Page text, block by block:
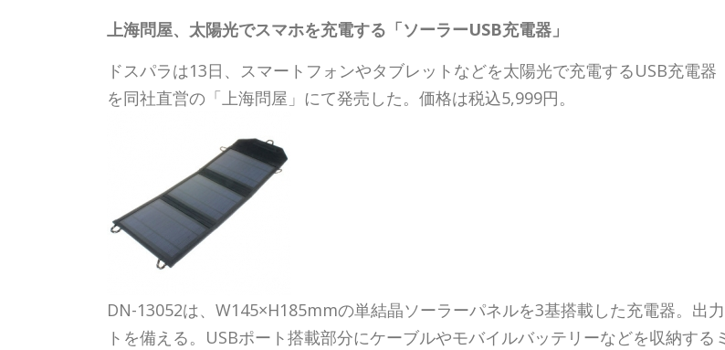
上海問屋、太陽光でスマホを充電する「ソーラーUSB充電器」
ドスパラは13日、スマートフォンやタブレットなどを太陽光で充電するUSB充電器
を同社直営の「上海問屋」にて発売した。価格は税込5,999円。
DN-13052は、W145×H185mmの単結晶ソーラーパネルを3基搭載した充電器。出
トを備える。USBポート搭載部分にケーブルやモバイルバッテリーなどを収納する